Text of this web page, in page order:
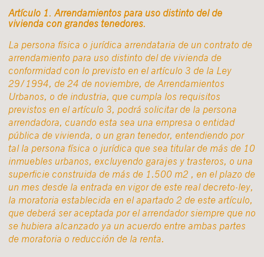
Artículo 1. Arrendamientos para uso distinto del de
vivienda con grandes tenedores.
La persona física o jurídica arrendataria de un contrato de
arrendamiento para uso distinto del de vivienda de
conformidad con lo previsto en el artículo 3 de la Ley
29/1994, de 24 de noviembre, de Arrendamientos
Urbanos, o de industria, que cumpla los requisitos
previstos en el artículo 3, podrá solicitar de la persona
arrendadora, cuando esta sea una empresa o entidad
pública de vivienda, o un gran tenedor, entendiendo por
tal la persona física o jurídica que sea titular de más de 10
inmuebles urbanos, excluyendo garajes y trasteros, o una
superficie construida de más de 1.500 m2 , en el plazo de
un mes desde la entrada en vigor de este real decreto-ley,
la moratoria establecida en el apartado 2 de este artículo,
que deberá ser aceptada por el arrendador siempre que no
se hubiera alcanzado ya un acuerdo entre ambas partes
de moratoria o reducción de la renta.